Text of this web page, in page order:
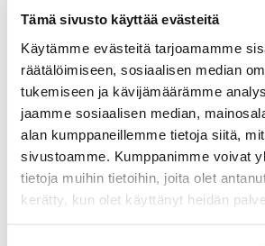
Tämä sivusto käyttää evästeitä
Käytämme evästeitä tarjoamamme
räätälöimiseen, sosiaalisen median
tukemiseen ja kävijämäärämme
jaamme sosiaalisen median,
alan kumppaneillemme tietoja siitä,
sivustoamme. Kumppanimme voivat
tietoja muihin tietoihin, joita olet
kerätty, kun olet käyttänyt heidän
luottamuksellisesti.
Hartola Golf sitoutuu olemaan
asiakastietoja kolmannelle